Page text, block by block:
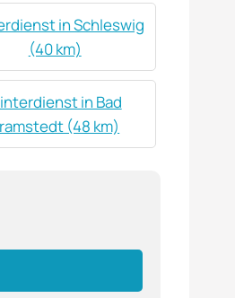
in Schleswig
(40 km)
in Bad
(48 km)